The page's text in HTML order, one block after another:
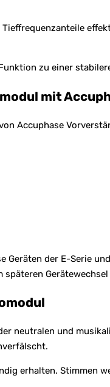
zu einer
mit
Accuphase
der E-Serie
neutralen und
erhalten.